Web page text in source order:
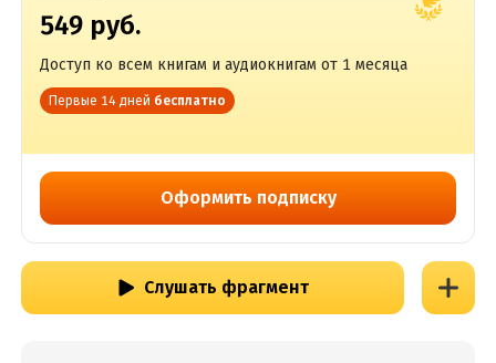
549 руб.
Доступ ко всем книгам и аудиокнигам от 1 месяца
Первые 14 дней бесплатно
Оформить подписку
Слушать фрагмент